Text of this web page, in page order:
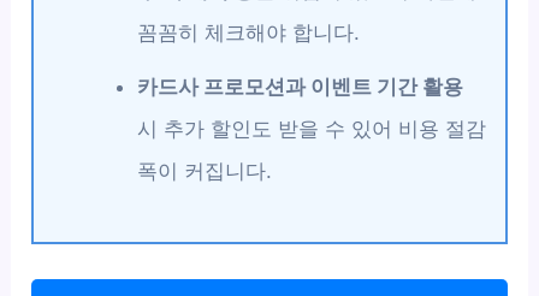
꼼꼼히 체크해야 합니다.
카드사 프로모션과 이벤트 기간 활용
시 추가 할인도 받을 수 있어 비용 절감
폭이 커집니다.